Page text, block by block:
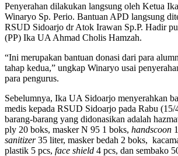
Penyerahan dilakukan langsung oleh Ketua
Winaryo Sp. Perio. Bantuan APD langsung
RSUD Sidoarjo dr Atok Irawan Sp.P. Hadir
(PP) Ika UA Ahmad Cholis Hamzah.
“Ini merupakan bantuan donasi dari para
tahap kedua,” ungkap Winaryo usai
para pengurus.
Sebelumnya, Ika UA Sidoarjo menyerahkan
medis kepada RSUD Sidoarjo pada Rabu (15/
barang-barang yang didonasikan adalah
ply 20 boks, masker N 95 1 boks, handscoon
sanitizer35 liter, masker bedah 2 boks,
plastik 5 pcs, face shield 4 pcs, dan sembako